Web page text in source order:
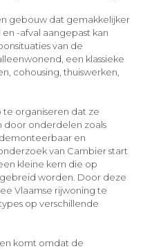
gebouw dat gemakkelijker
-afval aangepast kan
van de
een klassieke
cohousing, thuiswerken,
te organiseren dat ze
door onderdelen zoals
en
van Cambier start
kleine kern die op
worden. Door deze
Vlaamse rijwoning te
op verschillende
komt omdat de